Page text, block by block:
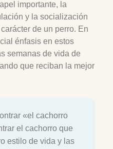
importante, la
y la socialización
de un perro. En
énfasis en estos
semanas de vida de
que reciban la mejor
«el cachorro
el cachorro que
estilo de vida y las